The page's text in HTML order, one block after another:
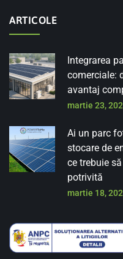
ARTICOLE
Integrarea
comerciale:
avantaj
martie 23,
Ai un parc
stocare de
ce trebuie
potrivită
martie 18,